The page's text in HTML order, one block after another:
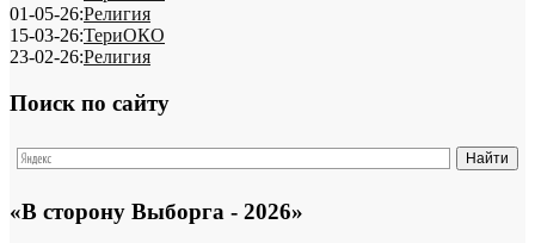
01-05-26:Религия
15-03-26:ТериОКО
23-02-26:Религия
Поиск по сайту
«В сторону Выборга - 2026»